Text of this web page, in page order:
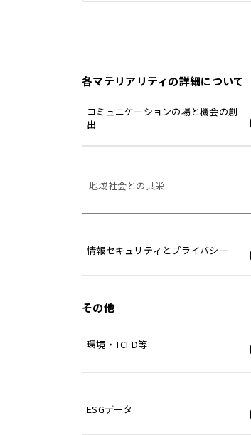
各マテリアリティの詳細について
コミュニケーションの場と機会の創
出
地域社会との共栄
情報セキュリティとプライバシー
その他
環境・TCFD等
ESGデータ